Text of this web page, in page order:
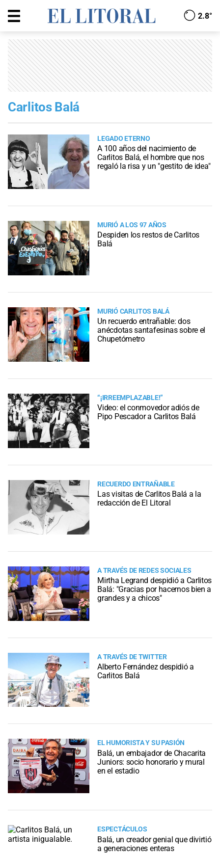
2.8°
Carlitos Balá
LEGADO ETERNO
A 100 años del nacimiento de
Carlitos Balá, el hombre que nos
regaló la risa y un "gestito de idea"
MURIÓ A LOS 97 AÑOS
Despiden los restos de Carlitos
Balá
MURIÓ CARLITOS BALÁ
Un recuerdo entrañable: dos
anécdotas santafesinas sobre el
Chupetómetro
“¡IRREEMPLAZABLE!”
Video: el conmovedor adiós de
Pipo Pescador a Carlitos Balá
RECUERDO ENTRAÑABLE
Las visitas de Carlitos Balá a la
redacción de El Litoral
A TRAVÉS DE REDES SOCIALES
Mirtha Legrand despidió a Carlitos
Balá: "Gracias por hacernos bien a
grandes y a chicos"
A TRAVÉS DE TWITTER
Alberto Fernández despidió a
Carlitos Balá
EL HUMORISTA Y SU PASIÓN
Balá, un embajador de Chacarita
Juniors: socio honorario y mural
en el estadio
ESPECTÁCULOS
Balá, un creador genial que divirtió
a generaciones enteras